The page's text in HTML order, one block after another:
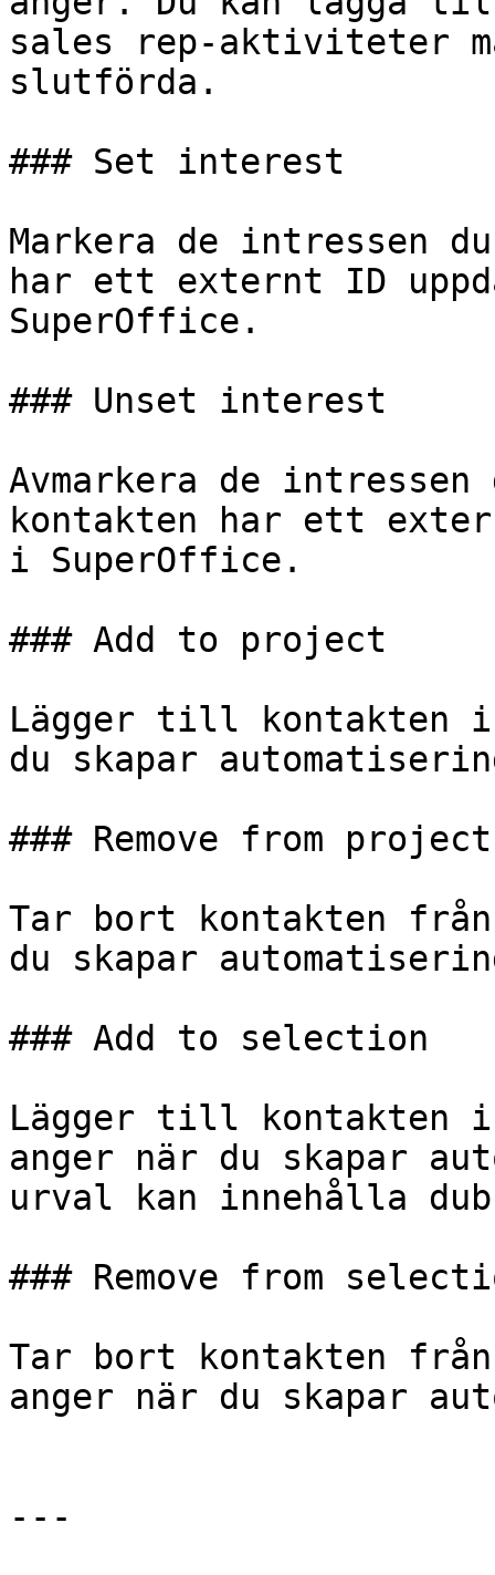
sales rep-aktiviteter
slutförda.
### Set interest
Markera de intressen
har ett externt ID
SuperOffice.
### Unset interest
Avmarkera de
kontakten har ett
i SuperOffice.
### Add to project
Lägger till kontakten
du skapar
### Remove from project
Tar bort kontakten
du skapar
### Add to selection
Lägger till
anger när du skapar
urval kan innehålla
### Remove from
Tar bort kontakten
anger när du skapar
---